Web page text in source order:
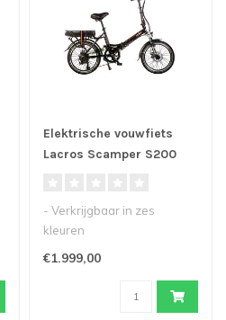
Elektrische vouwfiets
Lacros Scamper S200
- Verkrijgbaar in zes
kleuren
€1.999,00